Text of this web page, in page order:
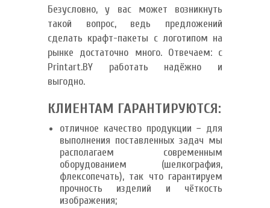
Безусловно, у вас может возникнуть
такой вопрос, ведь предложений
сделать крафт-пакеты с логотипом на
рынке достаточно много. Отвечаем: с
Printart.BY работать надёжно и
выгодно.
КЛИЕНТАМ ГАРАНТИРУЮТСЯ:
отличное качество продукции − для
выполнения поставленных задач мы
располагаем современным
оборудованием (шелкография,
флексопечать), так что гарантируем
прочность изделий и чёткость
изображения;